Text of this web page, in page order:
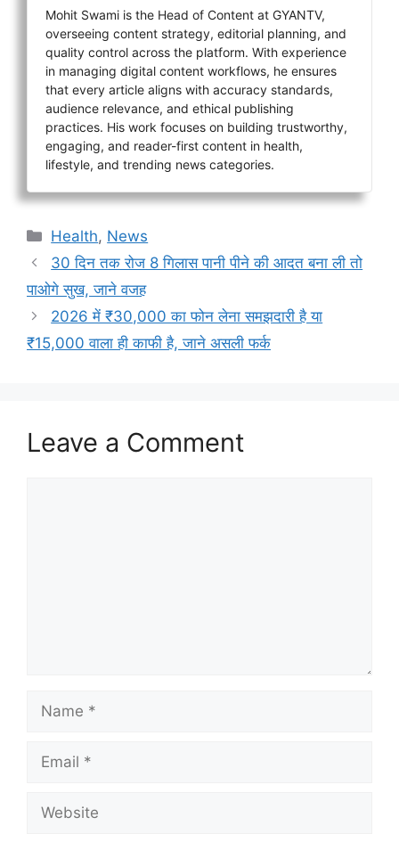
Mohit Swami is the Head of Content at GYANTV,
overseeing content strategy, editorial planning, and
quality control across the platform. With experience
in managing digital content workflows, he ensures
that every article aligns with accuracy standards,
audience relevance, and ethical publishing
practices. His work focuses on building trustworthy,
engaging, and reader-first content in health,
lifestyle, and trending news categories.
Categories
Health, News
30 दिन तक रोज 8 गिलास पानी पीने की आदत बना ली तो
पाओगे सुख, जाने वजह
2026 में ₹30,000 का फोन लेना समझदारी है या
₹15,000 वाला ही काफी है, जाने असली फर्क
Leave a Comment